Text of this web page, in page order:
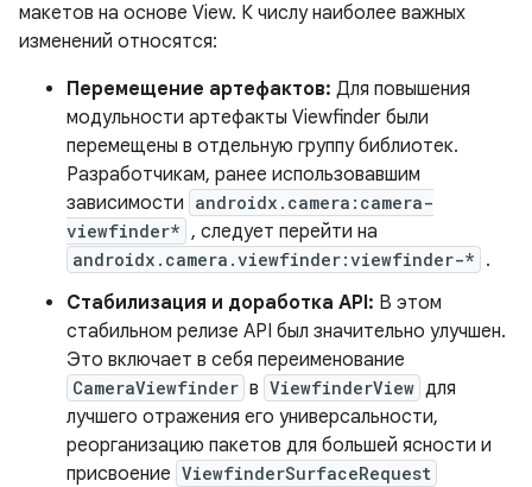
макетов на основе View. К числу наиболее важных
изменений относятся:
Перемещение артефактов: Для повышения
модульности артефакты Viewfinder были
перемещены в отдельную группу библиотек.
Разработчикам, ранее использовавшим
зависимости androidx.camera:camera-
viewfinder* , следует перейти на
androidx.camera.viewfinder:viewfinder-* .
Стабилизация и доработка API: В этом
стабильном релизе API был значительно улучшен.
Это включает в себя переименование
CameraViewfinder в ViewfinderView для
лучшего отражения его универсальности,
реорганизацию пакетов для большей ясности и
присвоение ViewfinderSurfaceRequest